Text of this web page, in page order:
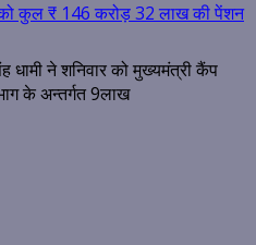
को कुल ₹ 146 करोड़ 32 लाख की पेंशन
धामी ने शनिवार को मुख्यमंत्री कैंप
के अन्तर्गत 9लाख